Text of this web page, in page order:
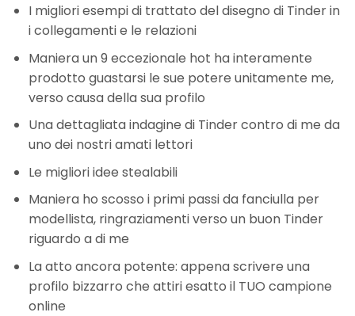
I migliori esempi di trattato del disegno di Tinder in
i collegamenti e le relazioni
Maniera un 9 eccezionale hot ha interamente
prodotto guastarsi le sue potere unitamente me,
verso causa della sua profilo
Una dettagliata indagine di Tinder contro di me da
uno dei nostri amati lettori
Le migliori idee stealabili
Maniera ho scosso i primi passi da fanciulla per
modellista, ringraziamenti verso un buon Tinder
riguardo a di me
La atto ancora potente: appena scrivere una
profilo bizzarro che attiri esatto il TUO campione
online